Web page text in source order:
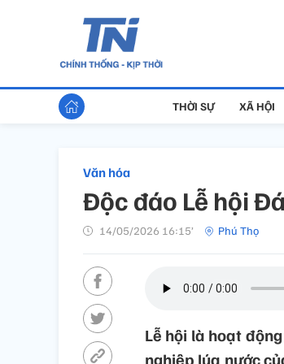
THỜI SỰ XÃ HỘI
Văn hóa
Độc đáo Lễ hội
14/05/2026 16:15’ Phú Thọ
Lễ hội là hoạt
nghiệp lúa nước